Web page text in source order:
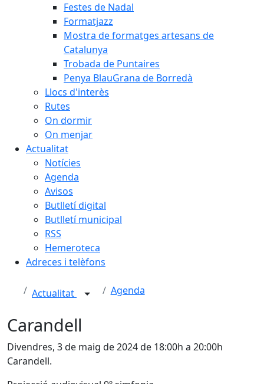
Festes de Nadal
Formatjazz
Mostra de formatges artesans de
Catalunya
Trobada de Puntaires
Penya BlauGrana de Borredà
Llocs d'interès
Rutes
On dormir
On menjar
Actualitat
Notícies
Agenda
Avisos
Butlletí digital
Butlletí municipal
RSS
Hemeroteca
Adreces i telèfons
Actualitat Agenda
Carandell
Divendres, 3 de maig de 2024 de 18:00h a 20:00h
Carandell.